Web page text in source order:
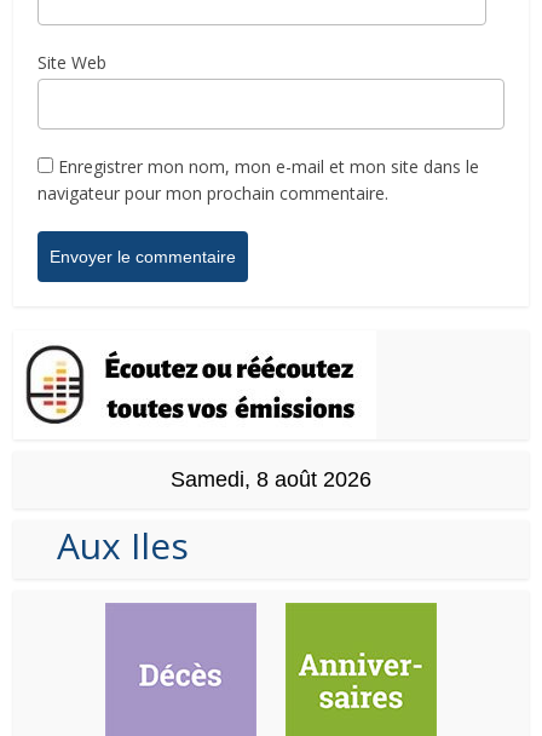
Site Web
Enregistrer mon nom, mon e-mail et mon site dans le
navigateur pour mon prochain commentaire.
Samedi, 8 août 2026
Aux Iles